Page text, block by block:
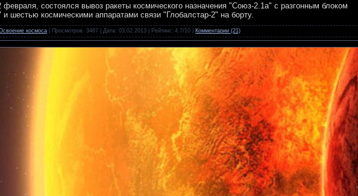
февраля, состоялся вывоз ракеты космического назначения "Союз-2.1а" с разгонным блоком
и шестью космическими аппаратами связи "Глобалстар-2" на борту.
космоса | Просмотров: 3467 | Дата: 03.02.2013 | Рейтинг: 4.7/10 | Комментарии (21)